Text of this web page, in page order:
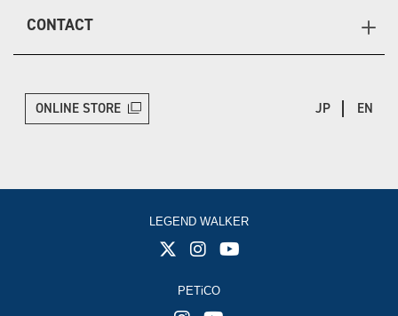
CONTACT
ONLINE STORE JP EN
LEGEND WALKER
PETiCO